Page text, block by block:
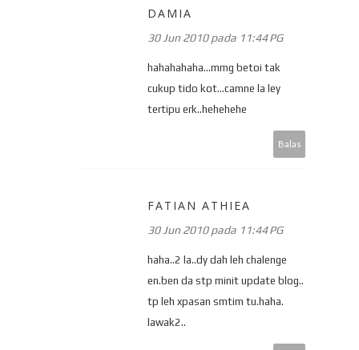
DAMIA
30 Jun 2010 pada 11:44 PG
hahahahaha...mmg betoi tak
cukup tido kot...camne la ley
tertipu erk..hehehehe
Balas
FATIAN ATHIEA
30 Jun 2010 pada 11:44 PG
haha..2 la..dy dah leh chalenge
en.ben da stp minit update blog..
tp leh xpasan smtim tu.haha.
lawak2..